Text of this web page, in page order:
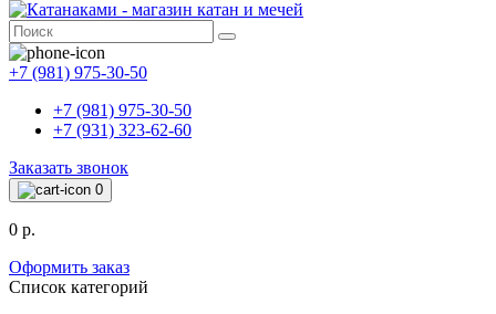
+7 (981) 975-30-50
+7 (981) 975-30-50
+7 (931) 323-62-60
Заказать звонок
0
0 р.
Оформить заказ
Список категорий